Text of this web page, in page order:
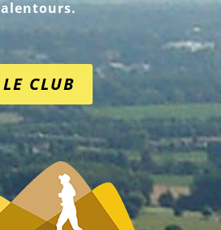
alentours.
LE CLUB